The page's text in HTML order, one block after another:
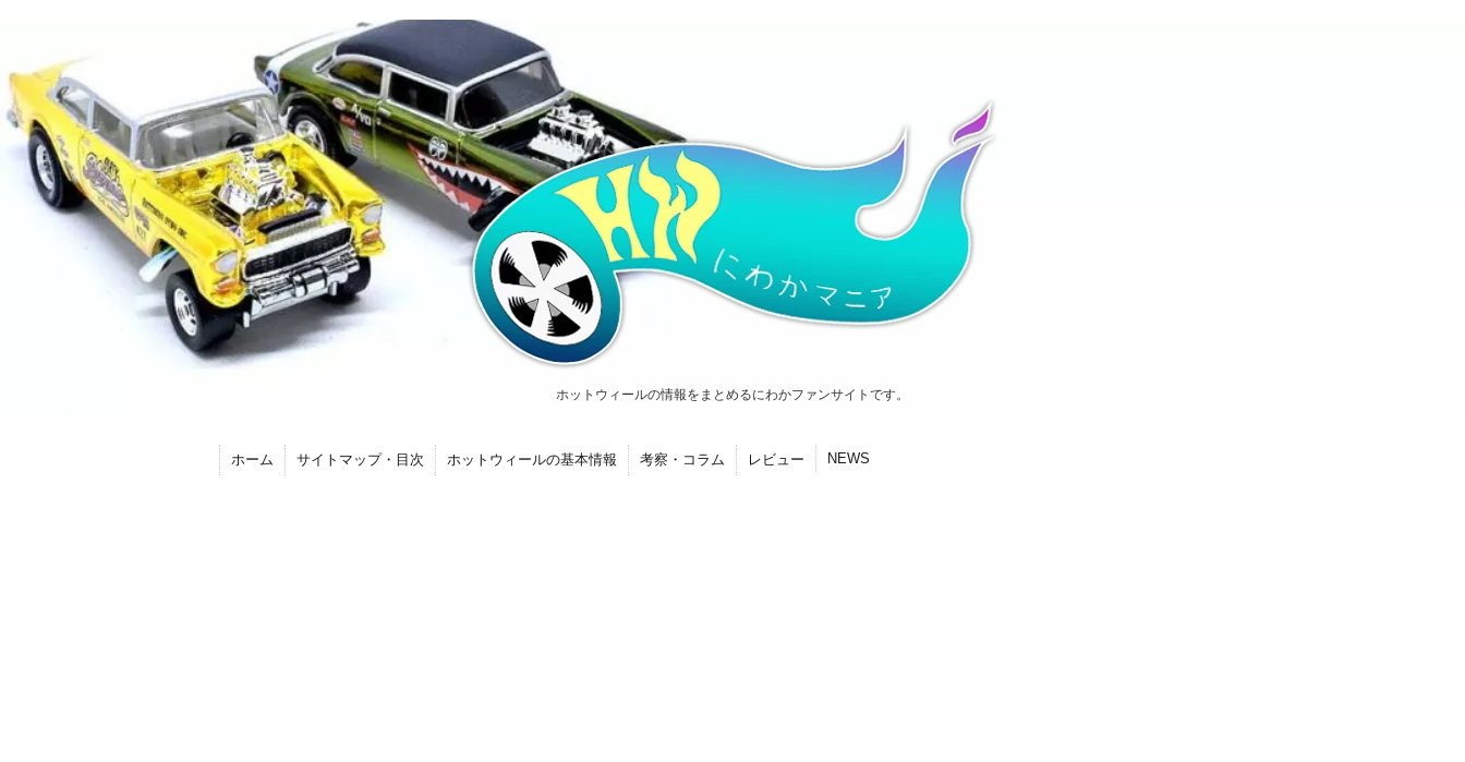
ホットウィールの情報をまとめるにわかファンサイトです。
ホーム サイトマップ・目次 ホットウィールの基本情報 考察・コラム レビュー NEWS